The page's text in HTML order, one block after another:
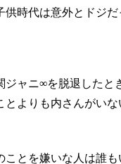
時代は意外とドジだ
ャニ∞を脱退したと
よりも内さんがい
とを嫌いな人は誰